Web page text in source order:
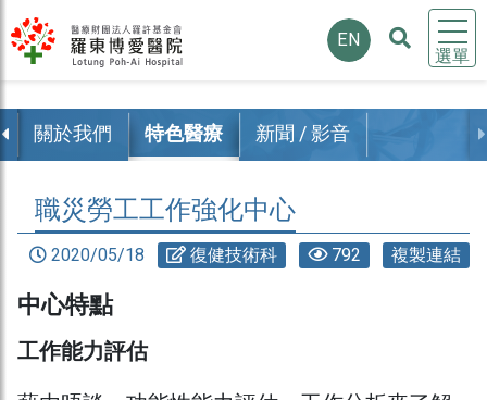
選單
EN
關於我們 特色醫療 新聞 / 影音
職災勞工工作強化中心
2020/05/18 復健技術科 792 複製連結
中心特點
工作能力評估